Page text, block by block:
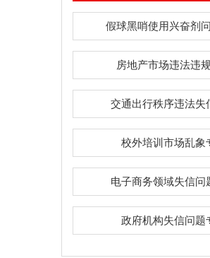
假球黑哨使用兴奋剂
房地产市场违法违
交通出行秩序违法失
校外培训市场乱象
电子商务领域失信问
政府机构失信问题